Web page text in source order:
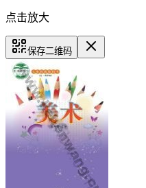
点击放大
保存二维码